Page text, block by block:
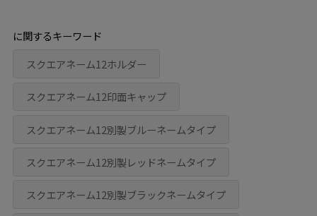
に関するキーワード
スクエアネーム12ホルダー
スクエアネーム12印面キャップ
スクエアネーム12別製ブルーネームタイプ
スクエアネーム12別製レッドネームタイプ
スクエアネーム12別製ブラックネームタイプ